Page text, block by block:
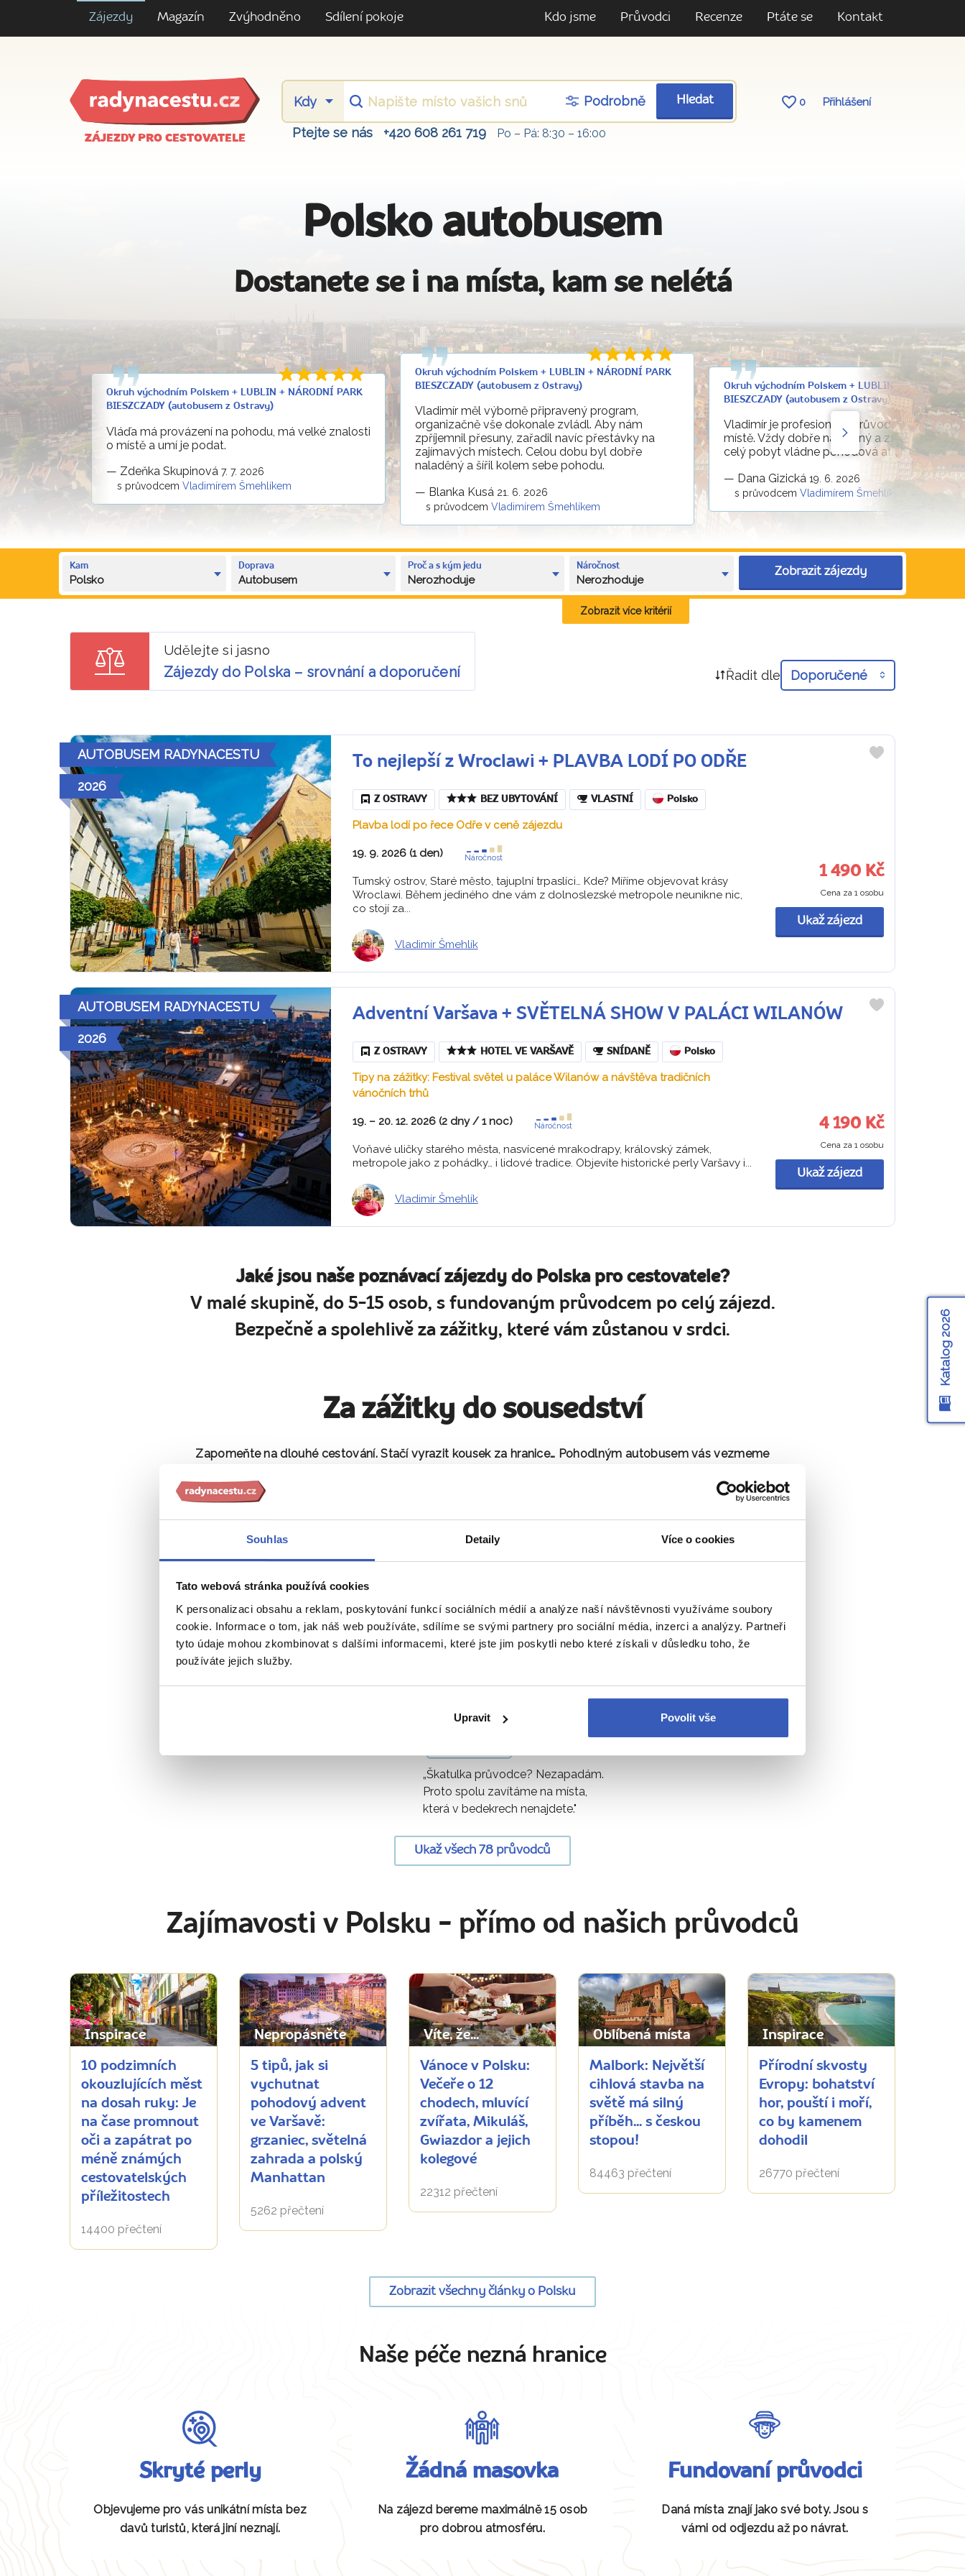
Souhlas Detaily Více o cookies
Tato webová stránka používá cookies
K personalizaci obsahu a reklam, poskytování funkcí sociálních médií a analýze naší návštěvnosti využíváme soubory
cookie. Informace o tom, jak náš web používáte, sdílíme se svými partnery pro sociální média, inzerci a analýzy. Partneři
tyto údaje mohou zkombinovat s dalšími informacemi, které jste jim poskytli nebo které získali v důsledku toho, že
používáte jejich služby.
Upravit Povolit vše
Zájezdy Magazín Zvýhodněno Sdílení pokoje Kdo jsme Průvodci Recenze Ptáte se Kontakt
ZÁJEZDY PRO CESTOVATELE
Podrobně Hledat 0 Přihlášení
Ptejte se nás +420 608 261 719 Po – Pá: 8:30 – 16:00
Polsko autobusem
Dostanete se i na místa, kam se nelétá
Okruh východním Polskem + LUBLIN + NÁRODNÍ PARK
BIESZCZADY (autobusem z Ostravy)
Vláďa má provázení na pohodu, má velké znalosti
o místě a umí je podat.
— Zdeňka Skupinová 7. 7. 2026
s průvodcem Vladimírem Šmehlíkem
Okruh východním Polskem + LUBLIN + NÁRODNÍ PARK
BIESZCZADY (autobusem z Ostravy)
Vladimír měl výborně připravený program,
organizačně vše dokonale zvládl. Aby nám
zpříjemnil přesuny, zařadil navíc přestávky na
zajímavých místech. Celou dobu byl dobře
naladěný a šířil kolem sebe pohodu.
— Blanka Kusá 21. 6. 2026
s průvodcem Vladimírem Šmehlíkem
Okruh východním Polskem + LUBLIN + NÁRODNÍ
BIESZCZADY (autobusem z Ostravy)
Vladimír je profesionální průvodce, je na svém
místě. Vždy dobře naladěný a zároveň
celý pobyt vládne pohodová atmosféra.
— Dana Gizická 19. 6. 2026
s průvodcem Vladimírem Šmehlíkem
Kam
Polsko
Doprava
Autobusem
Proč a s kým jedu
Nerozhoduje
Náročnost
Nerozhoduje
Zobrazit zájezdy
Zobrazit více kritérií
Udělejte si jasno
Zájezdy do Polska – srovnání a doporučení Řadit dle Doporučené
AUTOBUSEM RADYNACESTU
2026
To nejlepší z Wroclawi + PLAVBA LODÍ PO ODŘE
Z OSTRAVY BEZ UBYTOVÁNÍ VLASTNÍ Polsko
Plavba lodí po řece Odře v ceně zájezdu
19. 9. 2026 (1 den) Náročnost
Tumský ostrov, Staré město, tajuplní trpaslíci… Kde? Míříme objevovat krásy
Wroclawi. Během jediného dne vám z dolnoslezské metropole neunikne nic,
co stojí za...
Vladimír Šmehlík
1 490 Kč
Cena za 1 osobu
Ukaž zájezd
AUTOBUSEM RADYNACESTU
2026
Adventní Varšava + SVĚTELNÁ SHOW V PALÁCI WILANÓW
Z OSTRAVY HOTEL VE VARŠAVĚ SNÍDANĚ Polsko
Tipy na zážitky: Festival světel u paláce Wilanów a návštěva tradičních
vánočních trhů
19. – 20. 12. 2026 (2 dny / 1 noc) Náročnost
Voňavé uličky starého města, nasvícené mrakodrapy, královský zámek,
metropole jako z pohádky… i lidové tradice. Objevíte historické perly Varšavy i...
Vladimír Šmehlík
4 190 Kč
Cena za 1 osobu
Ukaž zájezd
Jaké jsou naše poznávací zájezdy do Polska pro cestovatele?
V malé skupině, do 5-15 osob, s fundovaným průvodcem po celý zájezd.
Bezpečně a spolehlivě za zážitky, které vám zůstanou v srdci.
Za zážitky do sousedství
Zapomeňte na dlouhé cestování. Stačí vyrazit kousek za hranice… Pohodlným autobusem vás vezmeme
Jednou zkusíte a budete se chtít vrátit. Přívětiví lidé, kteří milují Hrabalovy knížky i Svěrákovy filmy,
středověká města opředená legendami: Krakov, Wroclaw…
Pravý cestovatel Polsko nevynechá – musí ho
zažít.
Naši průvodci vás zavedou i tam, kde to jiní neznají
„Škatulka průvodce? Nezapadám.
Proto spolu zavítáme na místa,
která v bedekrech nenajdete."
Ukaž všech 78 průvodců
Zajímavosti v Polsku - přímo od našich průvodců
Inspirace
10 podzimních
okouzlujících měst
na dosah ruky: Je
na čase promnout
oči a zapátrat po
méně známých
cestovatelských
příležitostech
14400 přečtení
Nepropásněte
5 tipů, jak si
vychutnat
pohodový advent
ve Varšavě:
grzaniec, světelná
zahrada a polský
Manhattan
5262 přečtení
Víte, že...
Vánoce v Polsku:
Večeře o 12
chodech, mluvící
zvířata, Mikuláš,
Gwiazdor a jejich
kolegové
22312 přečtení
Oblíbená místa
Malbork: Největší
cihlová stavba na
světě má silný
příběh... s českou
stopou!
84463 přečtení
Inspirace
Přírodní skvosty
Evropy: bohatství
hor, pouští i moří,
co by kamenem
dohodil
26770 přečtení
Zobrazit všechny články o Polsku
Naše péče nezná hranice
Skryté perly
Objevujeme pro vás unikátní místa bez
davů turistů, která jiní neznají.
Žádná masovka
Na zájezd bereme maximálně 15 osob
pro dobrou atmosféru.
Fundovaní průvodci
Daná místa znají jako své boty. Jsou s
vámi od odjezdu až po návrat.
Katalog 2026